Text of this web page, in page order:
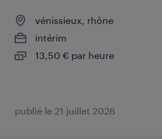
vénissieux, rhône
intérim
13,50 € par heure
publié le 21 juillet 2026